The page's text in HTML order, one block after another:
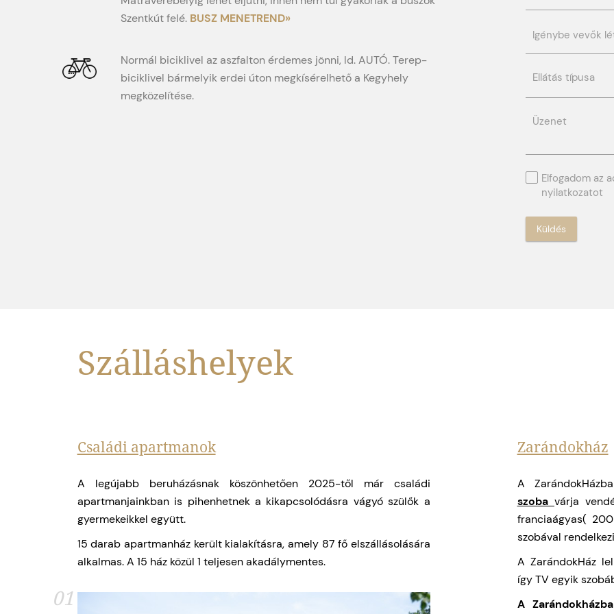
Elfogadom az
nyilatkozatot
Küldés
A legújabb beruházásnak köszönhetően 2025-től már családi
apartmanjainkban is pihenhetnek a kikapcsolódásra vágyó szülők a
így TV egyik
recepció.
lehetőség.